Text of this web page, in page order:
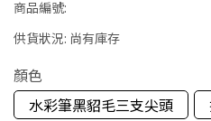
商品編號:
供貨狀況: 尚有庫存
顏色
水彩筆黑貂毛三支尖頭